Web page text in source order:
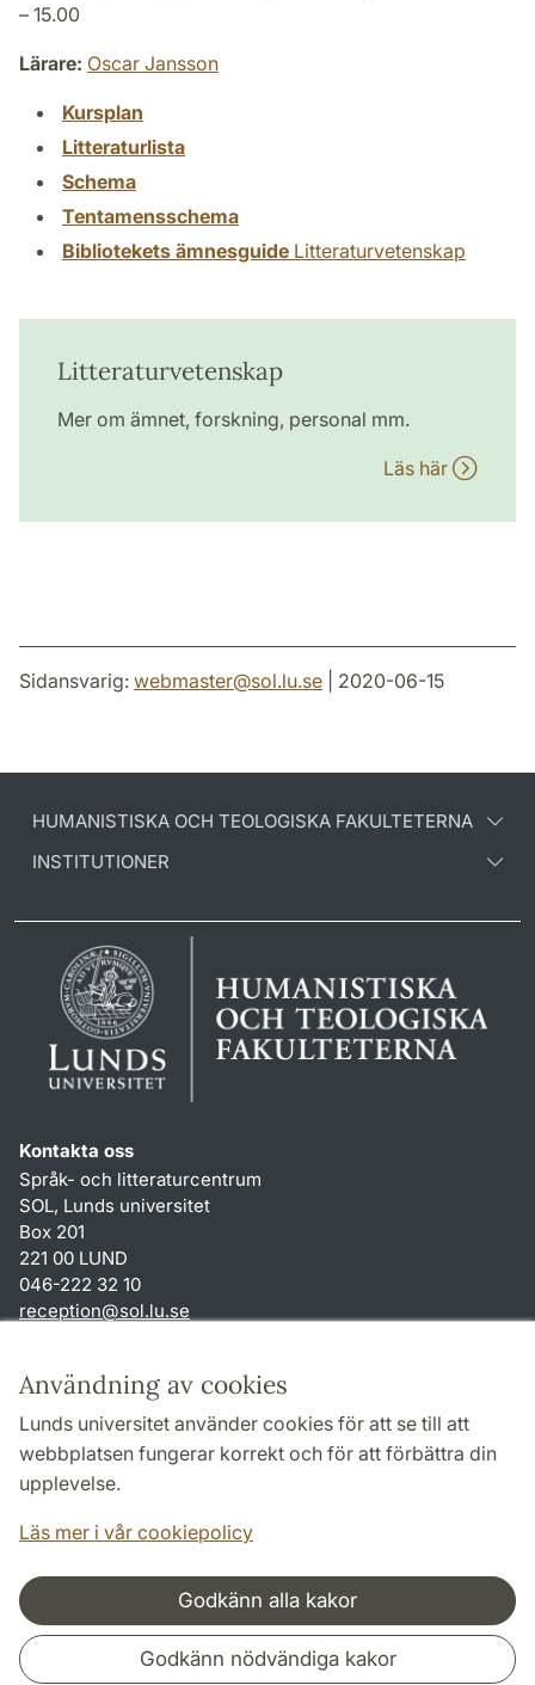
Användning av cookies
Lunds universitet använder cookies för att se till att
webbplatsen fungerar korrekt och för att förbättra din
upplevelse.
Läs mer i vår cookiepolicy
Godkänn alla kakor
Godkänn nödvändiga kakor
– 15.00
Lärare: Oscar Jansson
Kursplan
Litteraturlista
Schema
Tentamensschema
Bibliotekets ämnesguide Litteraturvetenskap
Litteraturvetenskap
Mer om ämnet, forskning, personal mm.
Läs här
Sidansvarig: webmaster@sol.lu.se | 2020-06-15
HUMANISTISKA OCH TEOLOGISKA FAKULTETERNA
INSTITUTIONER
Kontakta oss
Språk- och litteraturcentrum
SOL, Lunds universitet
Box 201
221 00 LUND
046-222 32 10
reception@sol.lu.se
Genvägar
Om webbplatsen och cookies
Behandling av personuppgifter
Tillgänglighetsredogörelse
Samarbeten och nätverk